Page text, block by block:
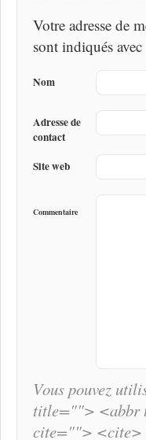
Votre adresse de
sont indiqués avec
Nom
Adresse de
contact
Site web
Commentaire
Vous pouvez
title=""> <abbr
cite=""> <cite>